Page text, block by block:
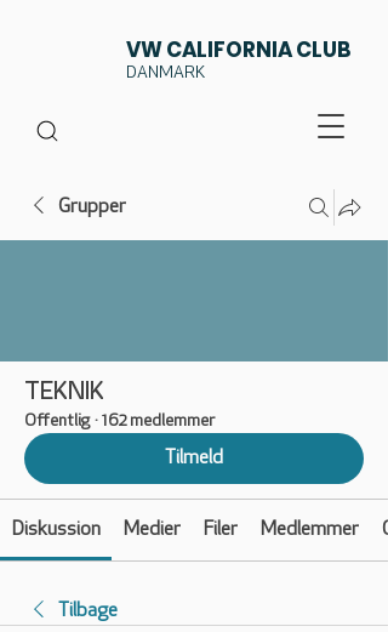
VW CALIFORNIA CLUB
DANMARK
Grupper
TEKNIK
Offentlig · 162 medlemmer
Tilmeld
Diskussion Medier Filer Medlemmer
Tilbage